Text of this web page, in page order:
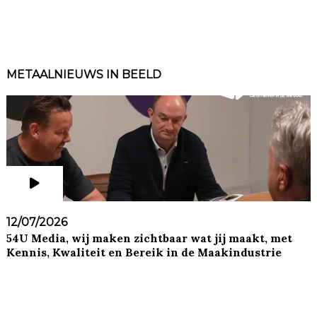
METAALNIEUWS IN BEELD
12/07/2026
54U Media, wij maken zichtbaar wat jij maakt, met
Kennis, Kwaliteit en Bereik in de Maakindustrie